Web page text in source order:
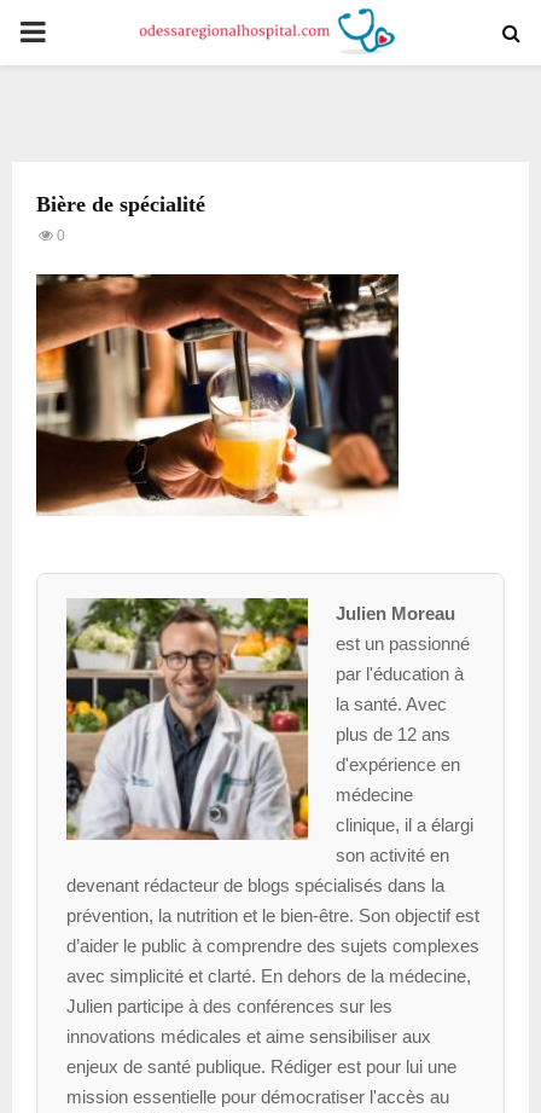
PRIMARY
Bière de spécialité
0
Julien Moreau
est un passionné
par l'éducation à
la santé. Avec
plus de 12 ans
d'expérience en
médecine
clinique, il a élargi
son activité en
devenant rédacteur de blogs spécialisés dans la
prévention, la nutrition et le bien-être. Son objectif est
d’aider le public à comprendre des sujets complexes
avec simplicité et clarté. En dehors de la médecine,
Julien participe à des conférences sur les
innovations médicales et aime sensibiliser aux
enjeux de santé publique. Rédiger est pour lui une
mission essentielle pour démocratiser l'accès au